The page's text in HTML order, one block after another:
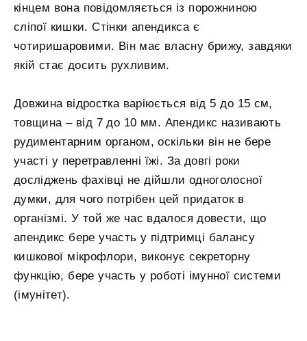
кінцем вона повідомляється із порожниною
сліпої кишки. Стінки апендикса є
чотиришаровими. Він має власну брижу, завдяки
якій стає досить рухливим.
Довжина відростка варіюється від 5 до 15 см,
товщина – від 7 до 10 мм. Апендикс називають
рудиментарним органом, оскільки він не бере
участі у перетравленні їжі. За довгі роки
досліджень фахівці не дійшли одноголосної
думки, для чого потрібен цей придаток в
організмі. У той же час вдалося довести, що
апендикс бере участь у підтримці балансу
кишкової мікрофлори, виконує секреторну
функцію, бере участь у роботі імунної системи
(імунітет).